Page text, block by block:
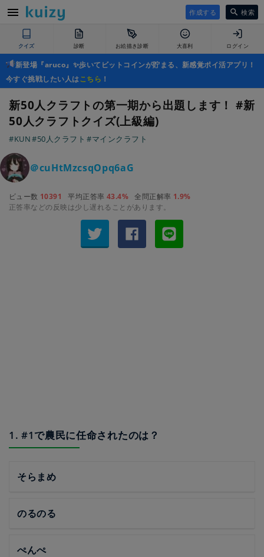
作成する 検索
クイズ 診断 お絵描き診断 大喜利 ログイン
新登場『aruco』✨歩いてビットコインが貯まる、新感覚ポイ活アプリ！
今すぐ挑戦したい人はこちら ！
新50人クラフトの第一期から出題します！ #新
50人クラフトクイズ(上級編)
#KUN#50人クラフト #マインクラフト
＠cuHtMzcsqOpq6aG
ビュー数 10391 平均正答率 43.4% 全問正解率 1.9%
正答率などの反映は少し遅れることがあります。
1. #1で農民に任命されたのは？
そらまめ
のるのる
ぺんぺ